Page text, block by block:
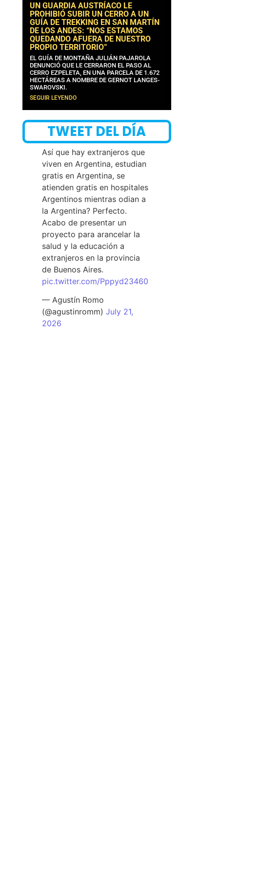
UN GUARDIA AUSTRÍACO LE
PROHIBIÓ SUBIR UN CERRO A UN
GUÍA DE TREKKING EN SAN MARTÍN
DE LOS ANDES: “NOS ESTAMOS
QUEDANDO AFUERA DE NUESTRO
PROPIO TERRITORIO”
EL GUÍA DE MONTAÑA JULIÁN PAJAROLA
DENUNCIÓ QUE LE CERRARON EL PASO AL
CERRO EZPELETA, EN UNA PARCELA DE 1.672
HECTÁREAS A NOMBRE DE GERNOT LANGES-
SWAROVSKI.
SEGUIR LEYENDO
TWEET DEL DÍA
Así que hay extranjeros que
viven en Argentina, estudian
gratis en Argentina, se
atienden gratis en hospitales
Argentinos mientras odian a
la Argentina? Perfecto.
Acabo de presentar un
proyecto para arancelar la
salud y la educación a
extranjeros en la provincia
de Buenos Aires.
pic.twitter.com/Pppyd23460
— Agustín Romo
(@agustinromm)July 21,
2026